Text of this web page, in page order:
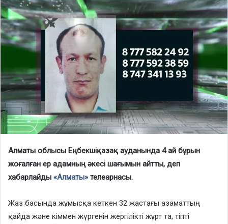
Алматы облысы Еңбекшіқазақ ауданында 4 ай бұрын
жоғалған ер адамның әкесі шағымын айтты, деп
хабарлайды «Алматы»телеарнасы.
Жаз басында жұмысқа кеткен 32 жастағы азаматтың
қайда және кіммен жүргенін жергілікті жұрт та, тіпті